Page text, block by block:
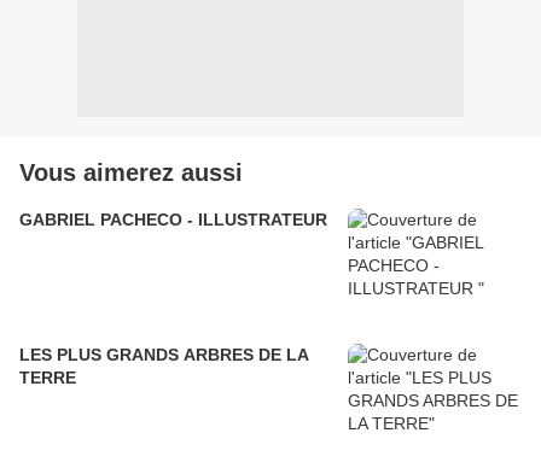
Vous aimerez aussi
GABRIEL PACHECO - ILLUSTRATEUR
LES PLUS GRANDS ARBRES DE LA
TERRE